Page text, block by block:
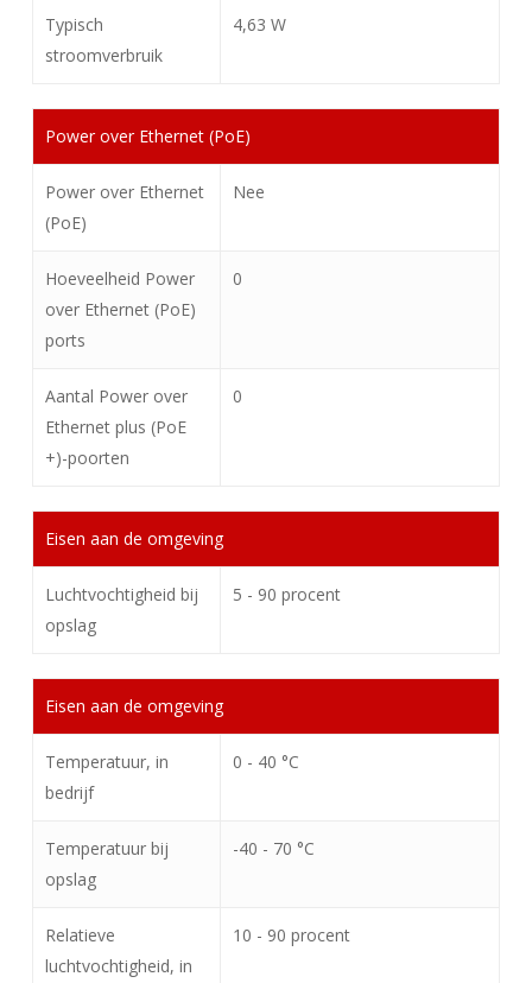
Typisch
stroomverbruik
4,63 W
Power over Ethernet (PoE)
Power over Ethernet
(PoE)
Nee
Hoeveelheid Power
over Ethernet (PoE)
ports
0
Aantal Power over
Ethernet plus (PoE
+)-poorten
0
Eisen aan de omgeving
Luchtvochtigheid bij
opslag
5 - 90 procent
Eisen aan de omgeving
Temperatuur, in
bedrijf
0 - 40 °C
Temperatuur bij
opslag
-40 - 70 °C
Relatieve
luchtvochtigheid, in
10 - 90 procent